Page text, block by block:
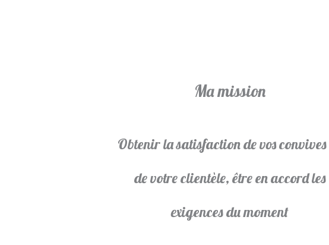
Ma mission
Obtenir la satisfaction de vos convives
de votre clientèle, être en accord les
exigences du moment